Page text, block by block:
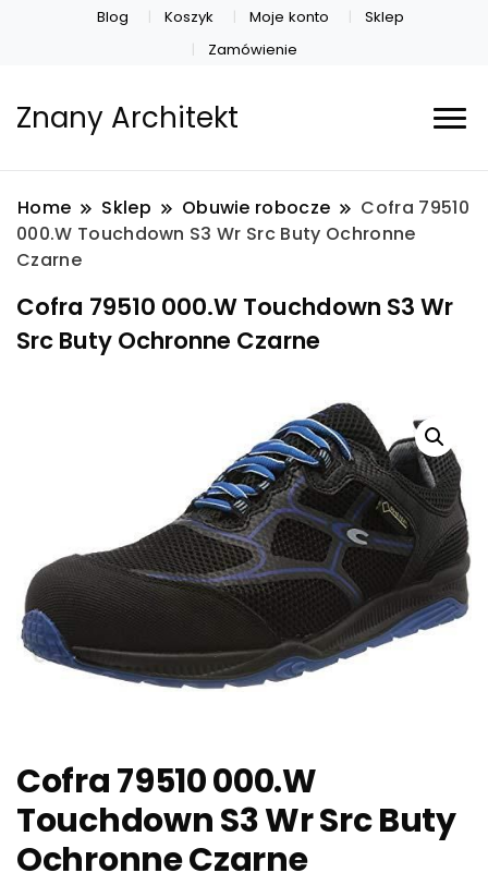
Blog Koszyk Moje konto
Sklep
Zamówienie
Znany Architekt
Home Sklep Obuwie robocze
Cofra 79510
000.W Touchdown S3 Wr Src Buty Ochronne
Czarne
Cofra 79510 000.W Touchdown S3 Wr
Src Buty Ochronne Czarne
Cofra 79510 000.W
Touchdown S3 Wr Src Buty
Ochronne Czarne